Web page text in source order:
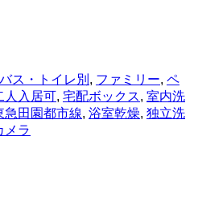
バス・トイレ別 , ファミリー, ペ
人入居可, 宅配ボックス, 室内洗
急田園都市線, 浴室乾燥, 独立洗
メラ